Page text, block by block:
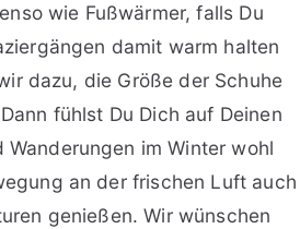
wie Fußwärmer, falls Du
damit warm halten
dazu, die Größe der Schuhe
fühlst Du Dich auf Deinen
Wanderungen im Winter wohl
an der frischen Luft auch
genießen. Wir wünschen